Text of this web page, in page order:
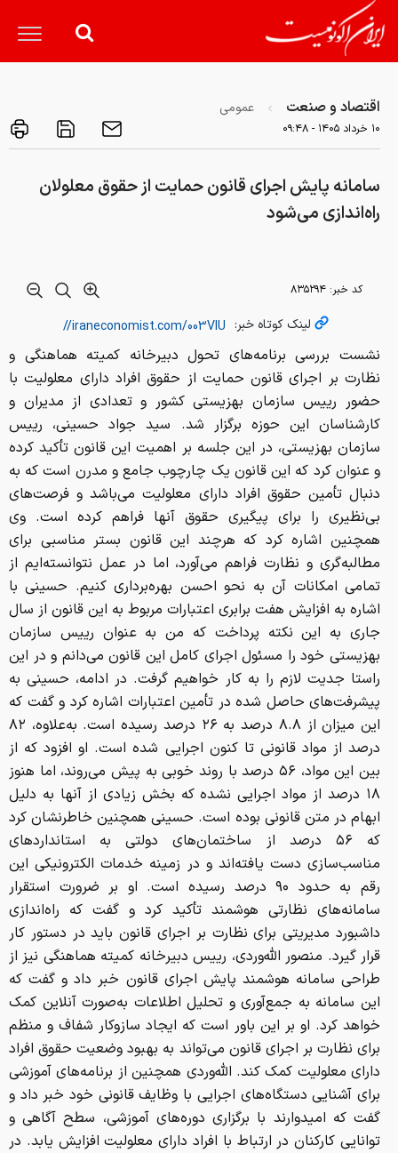
اقتصاد و صنعت عمومی
۱۰ خرداد ۱۴۰۵ - ۰۹:۴۸
سامانه پایش اجرای قانون حمایت از حقوق معلولان
راه‌اندازی می‌شود
کد خبر: ۸۳۵۲۹۴
لینک کوتاه خبر:
نشست بررسی برنامه‌های تحول دبیرخانه کمیته هماهنگی و
نظارت بر اجرای قانون حمایت از حقوق افراد دارای معلولیت با
حضور رییس سازمان بهزیستی کشور و تعدادی از مدیران و
کارشناسان این حوزه برگزار شد. سید جواد حسینی، رییس
سازمان بهزیستی، در این جلسه بر اهمیت این قانون تأکید کرده
و عنوان کرد که این قانون یک چارچوب جامع و مدرن است که به
دنبال تأمین حقوق افراد دارای معلولیت می‌باشد و فرصت‌های
بی‌نظیری را برای پیگیری حقوق آنها فراهم کرده است. وی
همچنین اشاره کرد که هرچند این قانون بستر مناسبی برای
مطالبه‌گری و نظارت فراهم می‌آورد، اما در عمل نتوانسته‌ایم از
تمامی امکانات آن به نحو احسن بهره‌برداری کنیم. حسینی با
اشاره به افزایش هفت برابری اعتبارات مربوط به این قانون از سال
جاری به این نکته پرداخت که من به عنوان رییس سازمان
بهزیستی خود را مسئول اجرای کامل این قانون می‌دانم و در این
راستا جدیت لازم را به کار خواهیم گرفت. در ادامه، حسینی به
پیشرفت‌های حاصل شده در تأمین اعتبارات اشاره کرد و گفت که
این میزان از ۸.۸ درصد به ۲۶ درصد رسیده است. به‌علاوه، ۸۲
درصد از مواد قانونی تا کنون اجرایی شده است. او افزود که از
بین این مواد، ۵۶ درصد با روند خوبی به پیش می‌روند، اما هنوز
۱۸ درصد از مواد اجرایی نشده که بخش زیادی از آنها به دلیل
ابهام در متن قانونی بوده است. حسینی همچنین خاطرنشان کرد
که ۵۶ درصد از ساختمان‌های دولتی به استانداردهای
مناسب‌سازی دست یافته‌اند و در زمینه خدمات الکترونیکی این
رقم به حدود ۹۰ درصد رسیده است. او بر ضرورت استقرار
سامانه‌های نظارتی هوشمند تأکید کرد و گفت که راه‌اندازی
داشبورد مدیریتی برای نظارت بر اجرای قانون باید در دستور کار
قرار گیرد. منصور الله‌وردی، رییس دبیرخانه کمیته هماهنگی نیز از
طراحی سامانه هوشمند پایش اجرای قانون خبر داد و گفت که
این سامانه به جمع‌آوری و تحلیل اطلاعات به‌صورت آنلاین کمک
خواهد کرد. او بر این باور است که ایجاد سازوکار شفاف و منظم
برای نظارت بر اجرای قانون می‌تواند به بهبود وضعیت حقوق افراد
دارای معلولیت کمک کند. الله‌وردی همچنین از برنامه‌های آموزشی
برای آشنایی دستگاه‌های اجرایی با وظایف قانونی خود خبر داد و
گفت که امیدوارند با برگزاری دوره‌های آموزشی، سطح آگاهی و
توانایی کارکنان در ارتباط با افراد دارای معلولیت افزایش یابد. در